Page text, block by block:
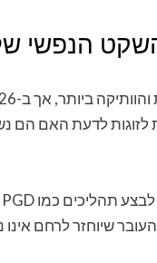
הנפשי
אך ב-2026 היא רלוונטית מתמיד.
לזוגות לדעת האם הם
שיוחזר לרחם